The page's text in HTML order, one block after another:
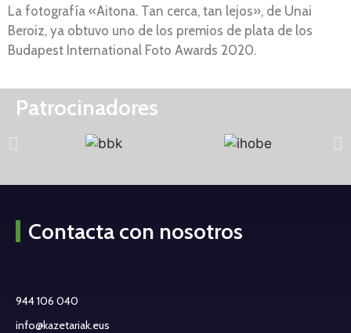
La fotografía «Aitona. Tan cerca, tan lejos», de Unai
Beroiz, ya obtuvo uno de los premios de plata de los
Budapest International Foto Awards 2020.
Patrocinadores
Contacta con nosotros
944 106 040
info@kazetariak.eus